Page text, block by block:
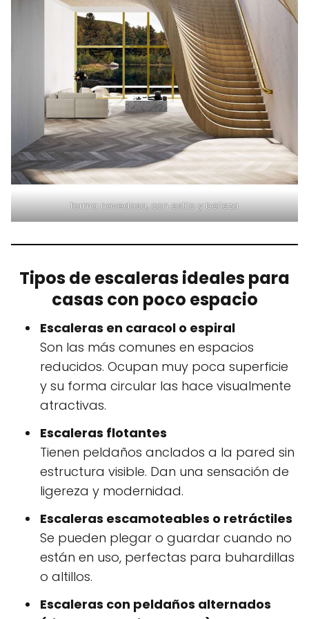
forma novedosa, con estilo y belleza
Tipos de escaleras ideales para
casas con poco espacio
Escaleras en caracol o espiral
Son las más comunes en espacios
reducidos. Ocupan muy poca superficie
y su forma circular las hace visualmente
atractivas.
Escaleras flotantes
Tienen peldaños anclados a la pared sin
estructura visible. Dan una sensación de
ligereza y modernidad.
Escaleras escamoteables o retráctiles
Se pueden plegar o guardar cuando no
están en uso, perfectas para buhardillas
o altillos.
Escaleras con peldaños alternados